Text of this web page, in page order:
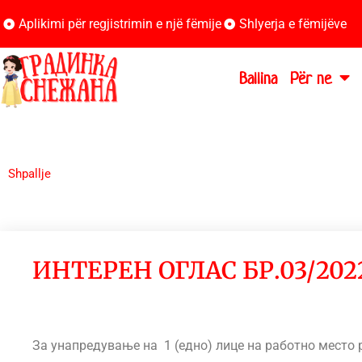
Aplikimi për regjistrimin e një fëmije Shlyerja e fëmijëve
Ballina Për ne
Shpallje
ИНТЕРЕН ОГЛАС БР.03/
За унапредување на 1 (едно) лице на работно место